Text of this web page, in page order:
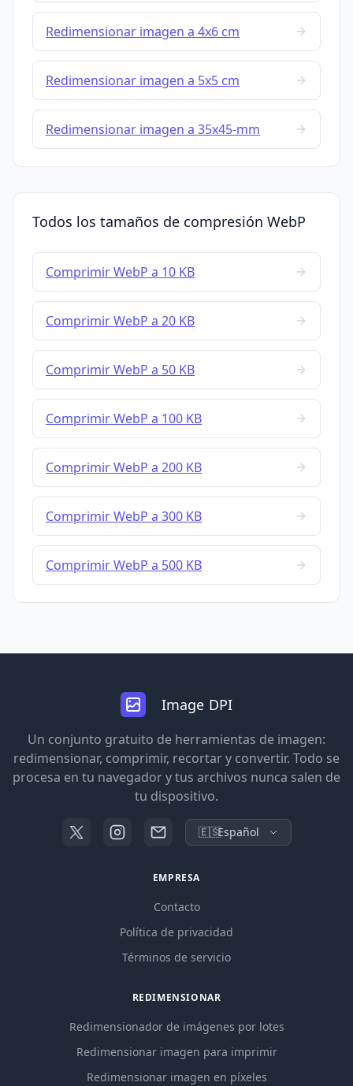
Redimensionar imagen a 4x6 cm
Redimensionar imagen a 5x5 cm
Redimensionar imagen a 35x45-mm
Todos los tamaños de compresión WebP
Comprimir WebP a 10 KB
Comprimir WebP a 20 KB
Comprimir WebP a 50 KB
Comprimir WebP a 100 KB
Comprimir WebP a 200 KB
Comprimir WebP a 300 KB
Comprimir WebP a 500 KB
Image DPI
Un conjunto gratuito de herramientas de imagen:
redimensionar, comprimir, recortar y convertir. Todo se
procesa en tu navegador y tus archivos nunca salen de
tu dispositivo.
🇪🇸Español
EMPRESA
Contacto
Política de privacidad
Términos de servicio
REDIMENSIONAR
Redimensionador de imágenes por lotes
Redimensionar imagen para imprimir
Redimensionar imagen en píxeles